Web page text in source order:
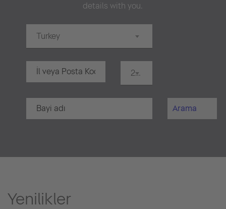
details with you.
Turkey
20 km
Arama
Yenilikler